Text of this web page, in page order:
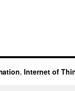
, Internet of